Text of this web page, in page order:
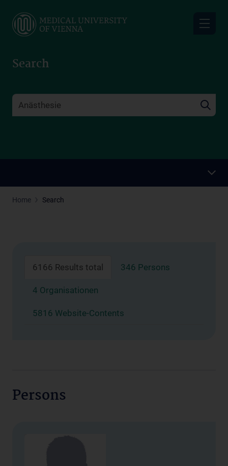
main
Search
Home Search
6166 Results total 346 Persons
4 Organisationen
5816 Website-Contents
Persons